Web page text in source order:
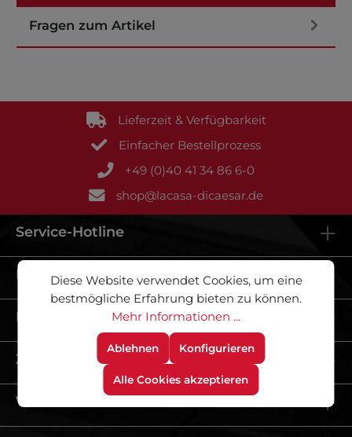
Fragen zum Artikel
Lieferzeit & Verfügbarkeit
Einfacher Bestellprozess
+49 (0)40 41 34 86 6-0
shop@lacasa-dicaesar.de
Service-Hotline
Kontakt
Informationen
Zahlungsmethoden
Versandmethoden
Diese Website verwendet Cookies, um eine
bestmögliche Erfahrung bieten zu können.
Mehr Informationen ...
Ablehnen Konfigurieren
Alle Cookies akzeptieren